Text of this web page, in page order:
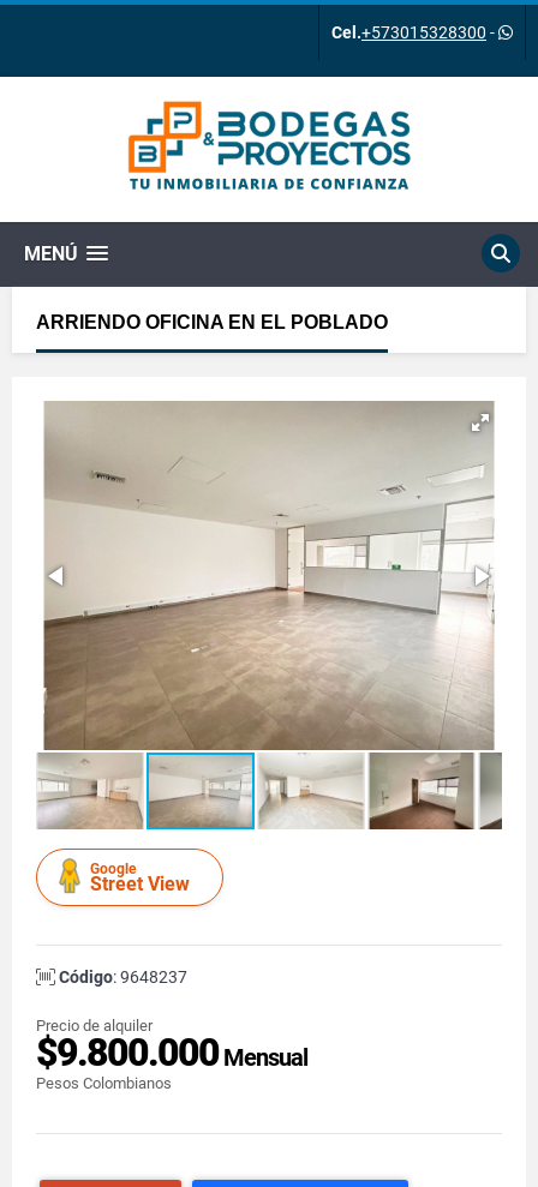
Cel.+573015328300 -
MENÚ
ARRIENDO OFICINA EN EL POBLADO
Google
Street View
Código: 9648237
Precio de alquiler
$9.800.000Mensual
Pesos Colombianos